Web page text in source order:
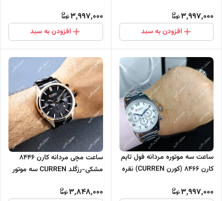
3,997,000
افزودن به سبد
3,997,000
افزودن به سبد
ساعت سه موتوره مردانه فول تایم
کارن 8466 (کورن CURREN) نقره
3,997,000
ساعت مچی مردانه کارن 8446
مشکی-رزگلد CURREN سه موتور
3,848,000